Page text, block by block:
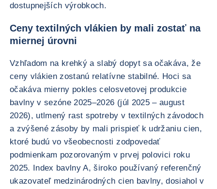
dostupnejších výrobkoch.
Ceny textilných vlákien by mali zostať na
miernej úrovni
Vzhľadom na krehký a slabý dopyt sa očakáva, že
ceny vlákien zostanú relatívne stabilné. Hoci sa
očakáva mierny pokles celosvetovej produkcie
bavlny v sezóne 2025–2026 (júl 2025 – august
2026), utlmený rast spotreby v textilných závodoch
a zvýšené zásoby by mali prispieť k udržaniu cien,
ktoré budú vo všeobecnosti zodpovedať
podmienkam pozorovaným v prvej polovici roku
2025. Index bavlny A, široko používaný referenčný
ukazovateľ medzinárodných cien bavlny, dosiahol v